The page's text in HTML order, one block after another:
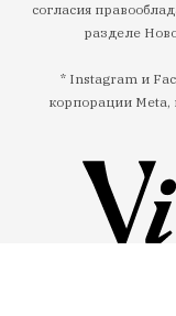
согласия
разделе
* Instagram и
корпорации Meta,